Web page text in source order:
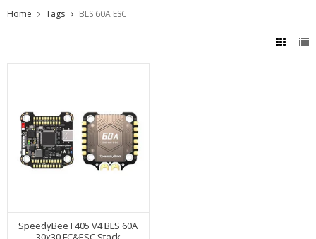
Home Tags BLS 60A ESC
SpeedyBee F405 V4 BLS 60A